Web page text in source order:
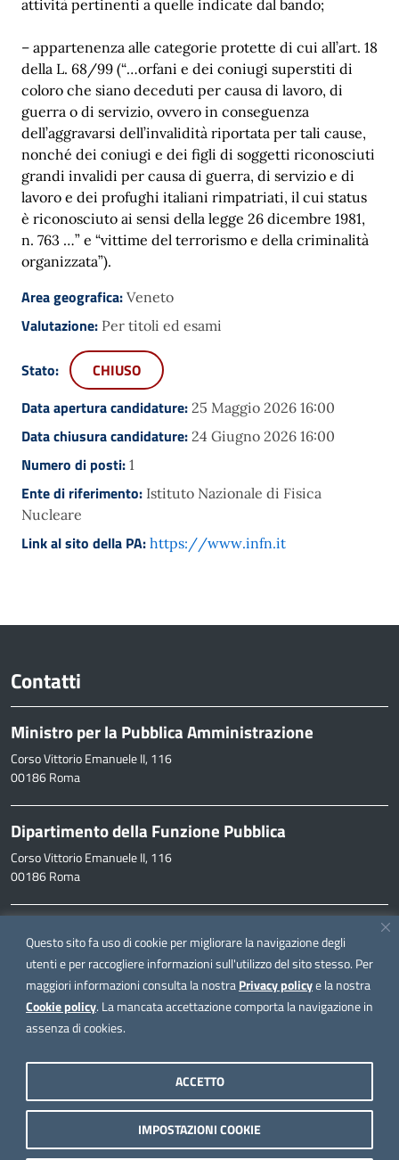
Questo sito fa uso di cookie per migliorare la navigazione degli
utenti e per raccogliere informazioni sull'utilizzo del sito stesso. Per
maggiori informazioni consulta la nostraPrivacy policye la nostra
Cookie policy. La mancata accettazione comporta la navigazione in
assenza di cookies.
IMPOSTAZIONI COOKIE
ACCETTO
attività pertinenti a quelle indicate dal bando;
– appartenenza alle categorie protette di cui all’art. 18
della L. 68/99 (“…orfani e dei coniugi superstiti di
coloro che siano deceduti per causa di lavoro, di
guerra o di servizio, ovvero in conseguenza
dell’aggravarsi dell’invalidità riportata per tali cause,
nonché dei coniugi e dei figli di soggetti riconosciuti
grandi invalidi per causa di guerra, di servizio e di
lavoro e dei profughi italiani rimpatriati, il cui status
è riconosciuto ai sensi della legge 26 dicembre 1981,
n. 763 …” e “vittime del terrorismo e della criminalità
organizzata”).
Area geografica: Veneto
Valutazione: Per titoli ed esami
Stato:
CHIUSO
Data apertura candidature: 25 Maggio 2026 16:00
Data chiusura candidature: 24 Giugno 2026 16:00
Numero di posti: 1
Ente di riferimento: Istituto Nazionale di Fisica
Nucleare
Link al sito della PA: https://www.infn.it
Contatti
Ministro per la Pubblica Amministrazione
Corso Vittorio Emanuele II, 116
00186 Roma
Dipartimento della Funzione Pubblica
Corso Vittorio Emanuele II, 116
00186 Roma
inpa@funzionepubblica.it
FAQ
FAQ – Domande e risposte
Seguici su
Note legali